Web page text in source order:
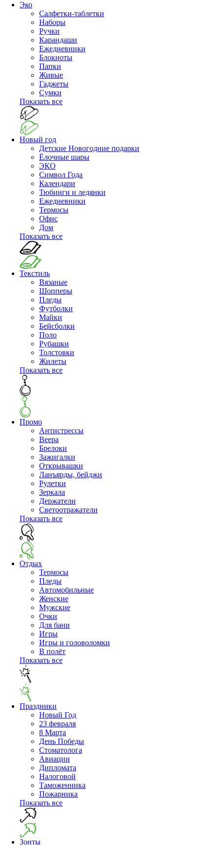
Эко
Салфетки-таблетки
Наборы
Ручки
Карандаши
Ежедневники
Блокноты
Папки
Живые
Гаджеты
Сумки
Показать все
Новый год
Детские Новогодние подарки
Ёлочные шары
ЭКО
Символ Года
Календари
Тюбинги и ледянки
Ежедневники
Термосы
Офис
Дом
Показать все
Текстиль
Вязаные
Шопперы
Пледы
Футболки
Майки
Бейсболки
Поло
Рубашки
Толстовки
Жилеты
Показать все
Промо
Антистрессы
Веера
Брелоки
Зажигалки
Открывашки
Ланъярды, бейджи
Рулетки
Зеркала
Держатели
Светоотражатели
Показать все
Отдых
Термосы
Пледы
Автомобильные
Женские
Мужские
Очки
Для бани
Игры
Игры и головоломки
В полёт
Показать все
Праздники
Новый Год
23 февраля
8 Марта
День Победы
Cтоматолога
Авиации
Дипломата
Налоговой
Таможенника
Пожарника
Показать все
Зонты